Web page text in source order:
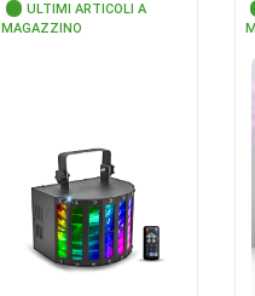
ULTIMI ARTICOLI A
MAGAZZINO